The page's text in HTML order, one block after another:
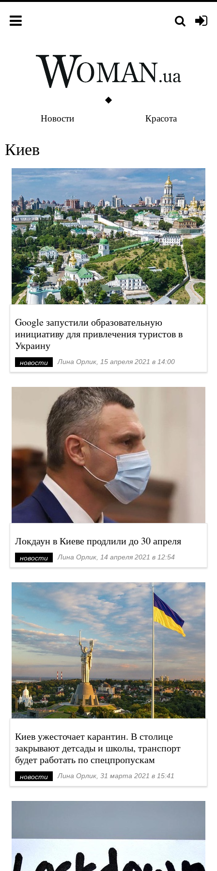
Новости Красота
Киев
Google запустили образовательную
инициативу для привлечения туристов в
Украину
новости Лина Орлик, 15 апреля 2021 в 14:00
Локдаун в Киеве продлили до 30 апреля
новости Лина Орлик, 14 апреля 2021 в 12:54
Киев ужесточает карантин. В столице
закрывают детсады и школы, транспорт
будет работать по спецпропускам
новости Лина Орлик, 31 марта 2021 в 15:41